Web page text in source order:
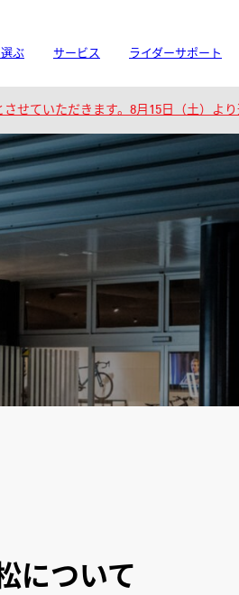
ぶ サービス ライダーサポート
せていただきます。8月15日（土）より
について